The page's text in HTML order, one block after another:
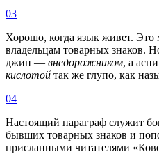
03
Хорошо, когда язык живет. Это
владельцам товарных знаков.
джип — внедорожником, а
кислотой так же глупо, как
04
Настоящий параграф служит
бывших товарных знаков и
присланными читателями